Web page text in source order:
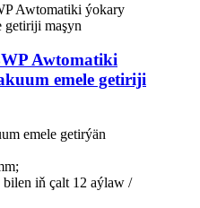
Awtomatiki
emele getiriji
emele getirýän
bilen iň çalt 12 aýlaw /